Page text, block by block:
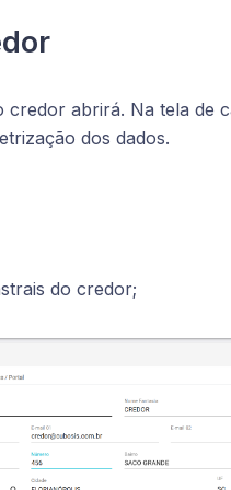
abrirá. Na tela de
dos dados.
do credor;